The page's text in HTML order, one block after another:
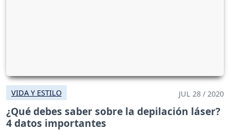
VIDA Y ESTILO JUL 28 / 2020
¿Qué debes saber sobre la depilación láser?
4 datos importantes